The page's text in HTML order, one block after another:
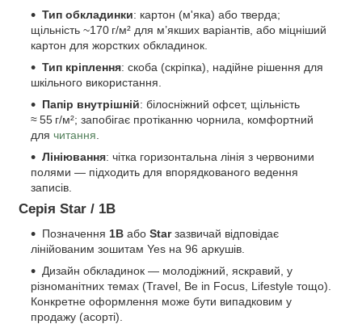
Тип обкладинки: картон (м'яка) або тверда;
щільність ~170 г/м² для м’якших варіантів, або міцніший
картон для жорстких обкладинок.
Тип кріплення: скоба (скріпка), надійне рішення для
шкільного використання.
Папір внутрішній: білосніжний офсет, щільність
≈ 55 г/м²; запобігає протіканню чорнила, комфортний
для читання
Лініювання: чітка горизонтальна лінія з червоними
полями — підходить для впорядкованого ведення
записів.
Серія Star / 1В
Позначення 1В або Starзазвичай відповідає
лінійованим зошитам Yes на 96 аркушів.
Дизайн обкладинок — молодіжний, яскравий, у
різноманітних темах (Travel, Be in Focus, Lifestyle тощо).
Конкретне оформлення може бути випадковим у
продажу (асорті).